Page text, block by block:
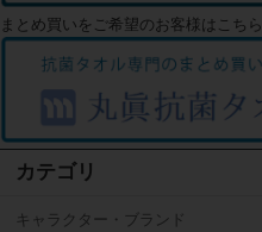
まとめ買いをご希望のお客様はこちら
カテゴリ
キャラクター・ブランド